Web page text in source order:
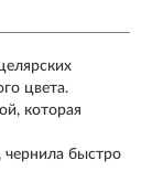
цвета.
которая
чернила быстро